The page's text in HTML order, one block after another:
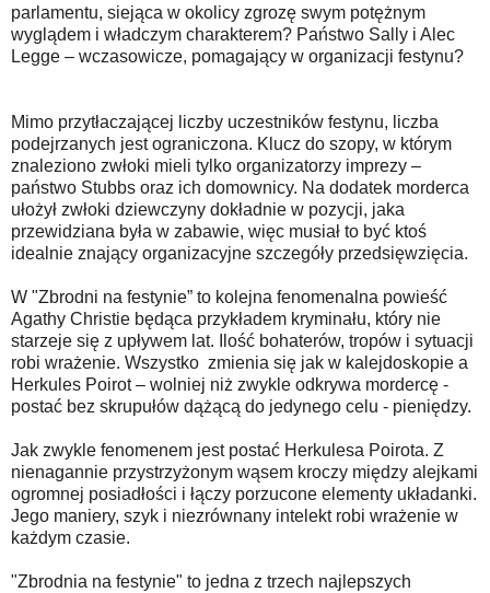
parlamentu, siejąca w okolicy zgrozę swym potężnym
wyglądem i władczym charakterem? Państwo Sally i Alec
Legge – wczasowicze, pomagający w organizacji festynu?
Mimo przytłaczającej liczby uczestników festynu, liczba
podejrzanych jest ograniczona. Klucz do szopy, w którym
znaleziono zwłoki mieli tylko organizatorzy imprezy –
państwo Stubbs oraz ich domownicy. Na dodatek morderca
ułożył zwłoki dziewczyny dokładnie w pozycji, jaka
przewidziana była w zabawie, więc musiał to być ktoś
idealnie znający organizacyjne szczegóły przedsięwzięcia.
W "Zbrodni na festynie” to kolejna fenomenalna powieść
Agathy Christie będąca przykładem kryminału, który nie
starzeje się z upływem lat. Ilość bohaterów, tropów i sytuacji
robi wrażenie. Wszystko zmienia się jak w kalejdoskopie a
Herkules Poirot – wolniej niż zwykle odkrywa mordercę -
postać bez skrupułów dążącą do jedynego celu - pieniędzy.
Jak zwykle fenomenem jest postać Herkulesa Poirota. Z
nienagannie przystrzyżonym wąsem kroczy między alejkami
ogromnej posiadłości i łączy porzucone elementy układanki.
Jego maniery, szyk i niezrównany intelekt robi wrażenie w
każdym czasie.
"Zbrodnia na festynie" to jedna z trzech najlepszych